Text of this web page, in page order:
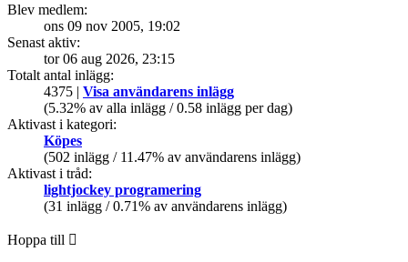
Blev medlem:
ons 09 nov 2005, 19:02
Senast aktiv:
tor 06 aug 2026, 23:15
Totalt antal inlägg:
4375 | Visa användarens inlägg
(5.32% av alla inlägg / 0.58 inlägg per dag)
Aktivast i kategori:
Köpes
(502 inlägg / 11.47% av användarens inlägg)
Aktivast i tråd:
lightjockey programering
(31 inlägg / 0.71% av användarens inlägg)
Hoppa till